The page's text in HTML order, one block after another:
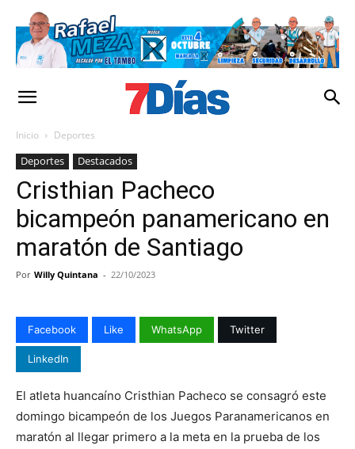
Inicio Deportes
Deportes Destacados
Cristhian Pacheco
bicampeón panamericano en
maratón de Santiago
Por Willy Quintana - 22/10/2023
Facebook Like WhatsApp Twitter
LinkedIn
El atleta huancaíno Cristhian Pacheco se consagró este
domingo bicampeón de los Juegos Paranamericanos en
maratón al llegar primero a la meta en la prueba de los